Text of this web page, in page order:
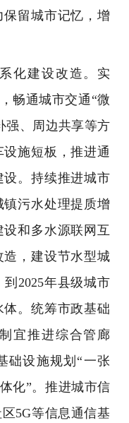
留城市记忆，增
建设改造。实
畅通城市交通“微
强、周边共享等方
施短板，推进通
。持续推进城市
污水处理提质增
和多水源联网互
，建设节水型城
2025年县级城市
。统筹市政基础
宜推进综合管廊
础设施规划“一张
化”。推进城市信
5G等信息通信基